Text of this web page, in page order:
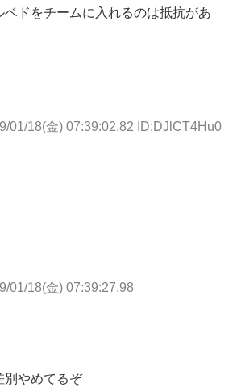
ベドをチームに入れるのは抵抗があ
01/18(金) 07:39:02.82 ID:DJlCT4Hu0
01/18(金) 07:39:27.98
別やめてるぞ